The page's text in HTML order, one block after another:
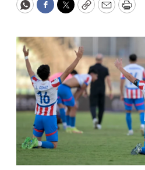
WhatsApp
Facebook
Twitter
CopyEmailPrint